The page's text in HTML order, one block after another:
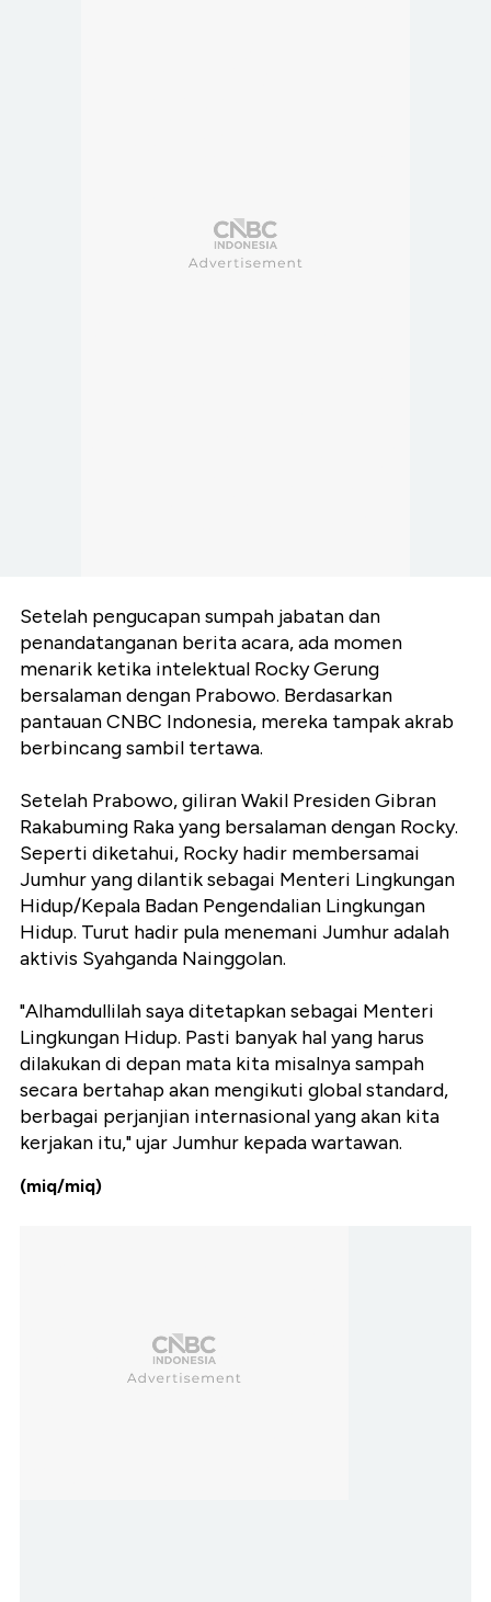
Setelah pengucapan sumpah jabatan dan
penandatanganan berita acara, ada momen
menarik ketika intelektual Rocky Gerung
bersalaman dengan Prabowo. Berdasarkan
pantauan CNBC Indonesia, mereka tampak akrab
berbincang sambil tertawa.
Setelah Prabowo, giliran Wakil Presiden Gibran
Rakabuming Raka yang bersalaman dengan Rocky.
Seperti diketahui, Rocky hadir membersamai
Jumhur yang dilantik sebagai Menteri Lingkungan
Hidup/Kepala Badan Pengendalian Lingkungan
Hidup. Turut hadir pula menemani Jumhur adalah
aktivis Syahganda Nainggolan.
"Alhamdullilah saya ditetapkan sebagai Menteri
Lingkungan Hidup. Pasti banyak hal yang harus
dilakukan di depan mata kita misalnya sampah
secara bertahap akan mengikuti global standard,
berbagai perjanjian internasional yang akan kita
kerjakan itu," ujar Jumhur kepada wartawan.
(miq/miq)